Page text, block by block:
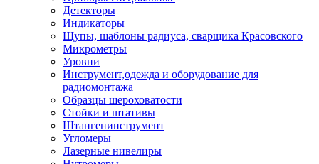
Детекторы
Индикаторы
Щупы, шаблоны радиуса, сварщика Красовского
Микрометры
Уровни
Инструмент,одежда и оборудование для
радиомонтажа
Образцы шероховатости
Стойки и штативы
Штангенинструмент
Угломеры
Лазерные нивелиры